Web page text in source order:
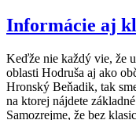
Informácie aj
Keďže nie každý vie, že
oblasti Hodruša aj ako
Hronský Beňadik, tak
na ktorej nájdete
Samozrejme, že bez